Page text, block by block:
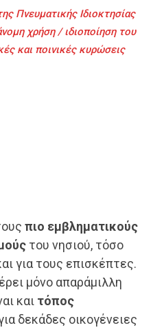
Πνευματικής Ιδιοκτησίας
χρήση / ιδιοποίηση του
και ποινικές κυρώσεις
πιο εμβληματικούς
του νησιού, τόσο
για τους επισκέπτες.
μόνο απαράμιλλη
και τόπος
δεκάδες οικογένειες